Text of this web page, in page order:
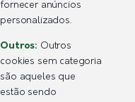
fornecer anúncios
personalizados.
Outros: Outros
cookies sem categoria
são aqueles que
estão sendo